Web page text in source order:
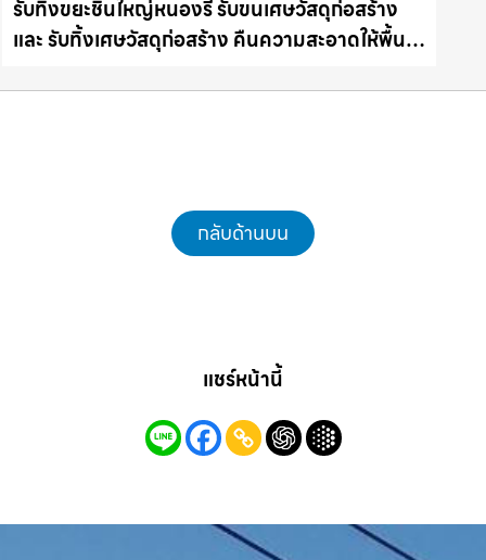
รับทิ้งขยะชิ้นใหญ่หนองรี รับขนเศษวัสดุก่อสร้าง
และ รับทิ้งเศษวัสดุก่อสร้าง คืนความสะอาดให้พื้นที่
กลับด้านบน
แชร์หน้านี้